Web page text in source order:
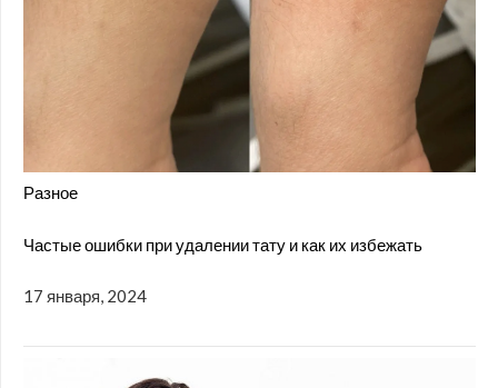
Разное
Частые ошибки при удалении тату и как их избежать
17 января, 2024